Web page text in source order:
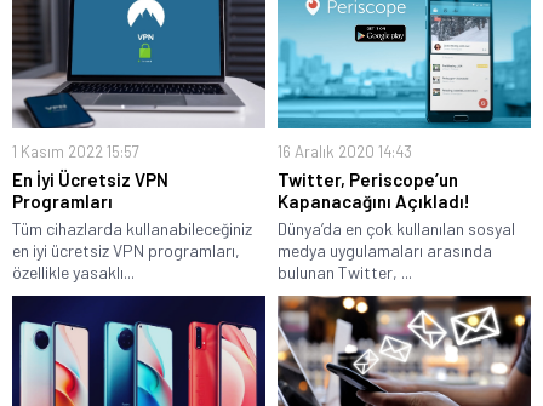
1 Kasım 2022 15:57
En İyi Ücretsiz VPN
Programları
Tüm cihazlarda kullanabileceğiniz
en iyi ücretsiz VPN programları,
özellikle yasaklı...
16 Aralık 2020 14:43
Twitter, Periscope’un
Kapanacağını Açıkladı!
Dünya’da en çok kullanılan sosyal
medya uygulamaları arasında
bulunan Twitter, ...